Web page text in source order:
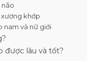
não
xương khớp
nam và nữ giới
được lâu và tốt?